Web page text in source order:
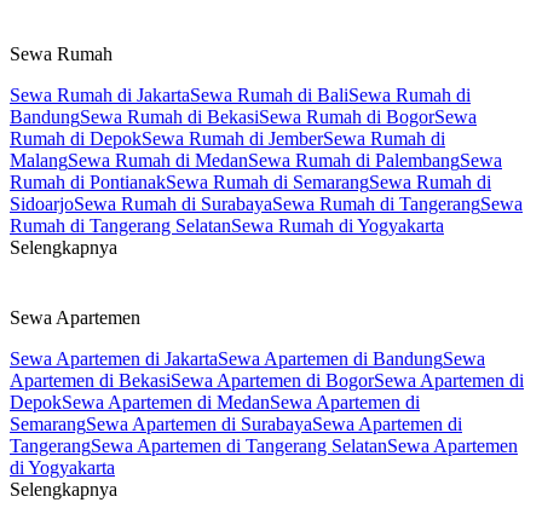
Sewa Rumah
Sewa Rumah di JakartaSewa Rumah di BaliSewa Rumah di
BandungSewa Rumah di BekasiSewa Rumah di BogorSewa
Rumah di DepokSewa Rumah di JemberSewa Rumah di
MalangSewa Rumah di MedanSewa Rumah di PalembangSewa
Rumah di PontianakSewa Rumah di SemarangSewa Rumah di
SidoarjoSewa Rumah di SurabayaSewa Rumah di TangerangSewa
Rumah di Tangerang SelatanSewa Rumah di Yogyakarta
Selengkapnya
Sewa Apartemen
Sewa Apartemen di JakartaSewa Apartemen di BandungSewa
Apartemen di BekasiSewa Apartemen di BogorSewa Apartemen di
DepokSewa Apartemen di MedanSewa Apartemen di
SemarangSewa Apartemen di SurabayaSewa Apartemen di
TangerangSewa Apartemen di Tangerang SelatanSewa Apartemen
di Yogyakarta
Selengkapnya